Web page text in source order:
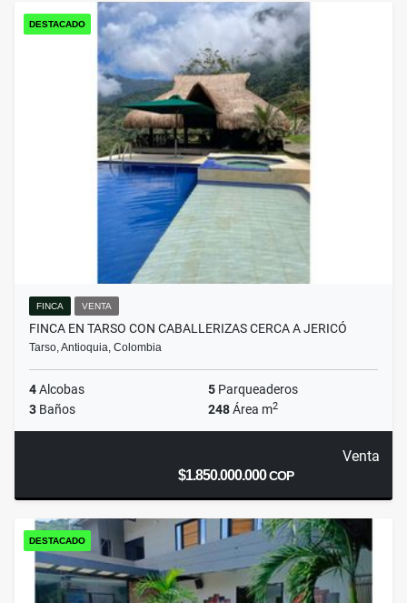
DESTACADO
FINCA VENTA
FINCA EN TARSO CON CABALLERIZAS CERCA A JERICÓ
Tarso, Antioquia, Colombia
4Alcobas 5 Parqueaderos
3 Baños 248Área m2
Venta
$1.850.000.000COP
DESTACADO